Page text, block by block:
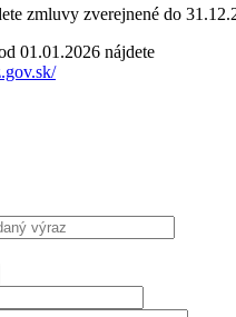
zmluvy zverejnené do
01.01.2026 nájdete